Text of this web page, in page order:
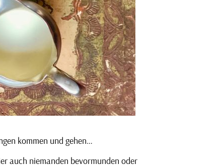
kommen und gehen…
auch niemanden bevormunden oder